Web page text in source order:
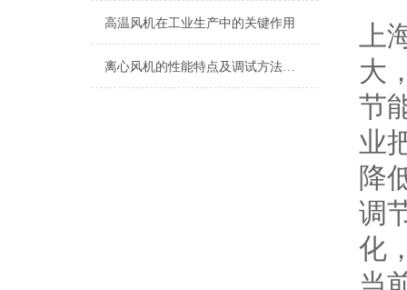
高温风机在工业生产中的关键作用
离心风机的性能特点及调试方法简介
上
大
节
业
降
调
化